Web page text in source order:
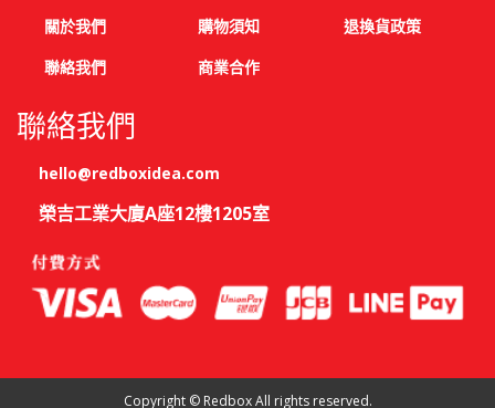
關於我們 購物須知
退換貨政策
聯絡我們
商業合作
聯絡我們
hello@redboxidea.com
榮吉工業大廈A座12樓1205室
Copyright © Redbox All rights reserved.